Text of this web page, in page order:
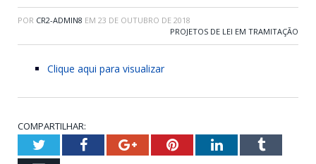
POR CR2-ADMIN8 EM 23 DE OUTUBRO DE 2018
PROJETOS DE LEI EM TRAMITAÇÃO
Clique aqui para visualizar
COMPARTILHAR:
TwitterFacebookGoogle+PinterestLinkedInTumblr